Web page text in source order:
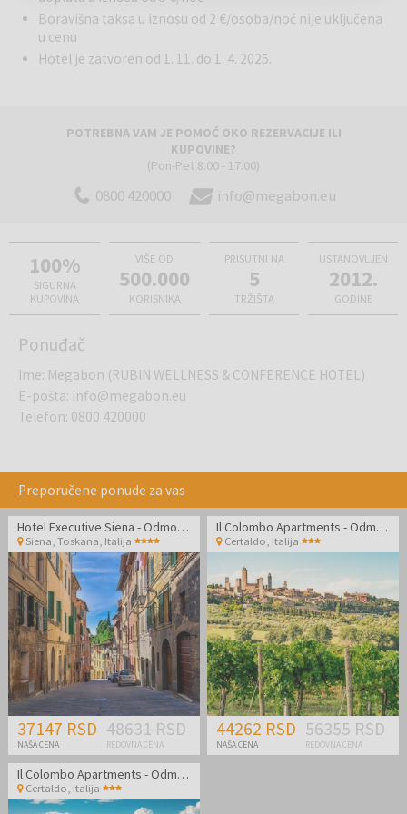
Boravišna taksa u iznosu od 2 €/osoba/noć nije uključena
u cenu
Hotel je zatvoren od 1. 11. do 1. 4. 2025.
POTREBNA VAM JE POMOĆ OKO REZERVACIJE ILI
KUPOVINE?
(Pon-Pet 8.00 - 17.00)
0800 420000 info@megabon.eu
100%
SIGURNA
KUPOVINA
VIŠE OD
500.000
KORISNIKA
PRISUTNI NA
5
TRŽIŠTA
USTANOVLJEN
2012.
GODINE
Ponuđač
Ime: Megabon (RUBIN WELLNESS & CONFERENCE HOTEL)
E-pošta: info@megabon.eu
Telefon: 0800 420000
Preporučene ponude za vas
Hotel Executive Siena - Odmor u Toskani
Siena, Toskana Italija
37147 RSD
NAŠA CENA
48631 RSD
REDOVNA CENA
Il Colombo Apartments - Odmor u divnoj Toskani
Certaldo Italija
44262 RSD
NAŠA CENA
56355 RSD
REDOVNA CENA
Il Colombo Apartments - Odmor u divnoj Toskani
Certaldo Italija